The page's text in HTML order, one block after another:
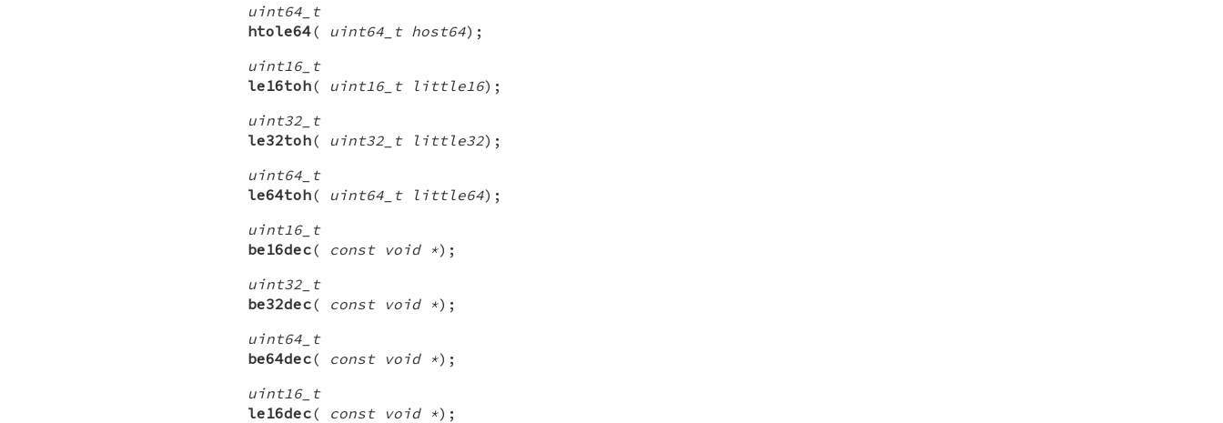
uint64_t
htole64( uint64_t host64);
uint16_t
le16toh( uint16_t little16);
uint32_t
le32toh( uint32_t little32);
uint64_t
le64toh( uint64_t little64);
uint16_t
be16dec( const void *);
uint32_t
be32dec( const void *);
uint64_t
be64dec( const void *);
uint16_t
le16dec( const void *);